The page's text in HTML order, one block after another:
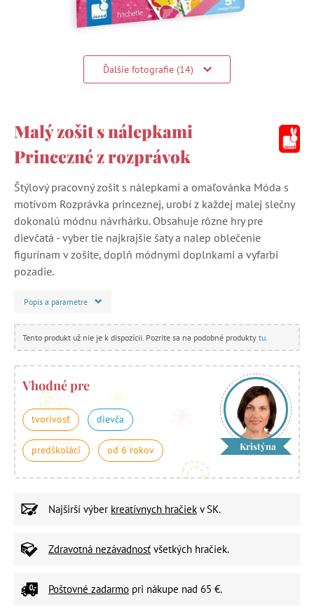
Ďalšie fotografie (14)
Malý zošit s nálepkami
Princezné z rozprávok
Štýlový pracovný zošit s nálepkami a omaľovánka Móda s
motívom Rozprávka princeznej, urobí z každej malej slečny
dokonalú módnu návrhárku. Obsahuje rôzne hry pre
dievčatá - vyber tie najkrajšie šaty a nalep oblečenie
figurínam v zošite, doplň módnymi doplnkami a vyfarbi
pozadie.
Popis a parametre
Tento produkt už nie je k dispozícii. Pozrite sa na podobné produkty tu
Vhodné pre
tvorivosť dievča
predškoláci od 6 rokov Kristýna
Najširší výber kreatívnych hračiek v SK.
Zdravotná nezávadnosť všetkých hračiek.
Poštovné zadarmo pri nákupe nad 65 €.